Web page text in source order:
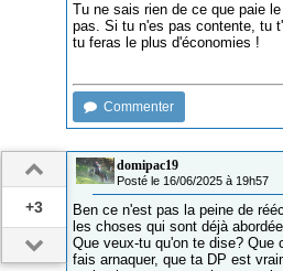
Tu ne sais rien de ce que paie
pas. Si tu n'es pas contente, tu
tu feras le plus d'économies !
Commenter
+3
domipac19
Posté le 16/06/2025 à 19h57
Ben ce n'est pas la peine de
les choses qui sont déjà
Que veux-tu qu'on te dise? Que
fais arnaquer, que ta DP est